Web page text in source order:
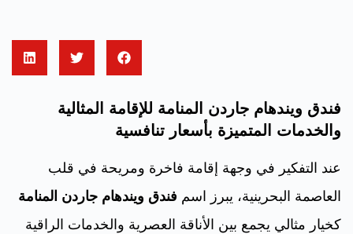
فندق ويندهام جاردن المنامة للإقامة المثالية
والخدمات المتميزة بأسعار تنافسية
عند التفكير في وجهة إقامة فاخرة ومريحة في قلب
العاصمة البحرينية، يبرز اسم فندق ويندهام جاردن المنامة
كخيار مثالي يجمع بين الأناقة العصرية والخدمات الراقية